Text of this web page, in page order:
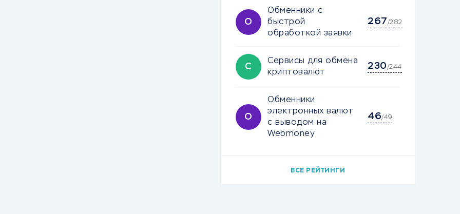
О
Обменники с
быстрой
обработкой заявки
267/282
С
Сервисы для обмена
криптовалют
230/244
О
Обменники
электронных валют
с выводом на
Webmoney
46/49
ВСЕ РЕЙТИНГИ